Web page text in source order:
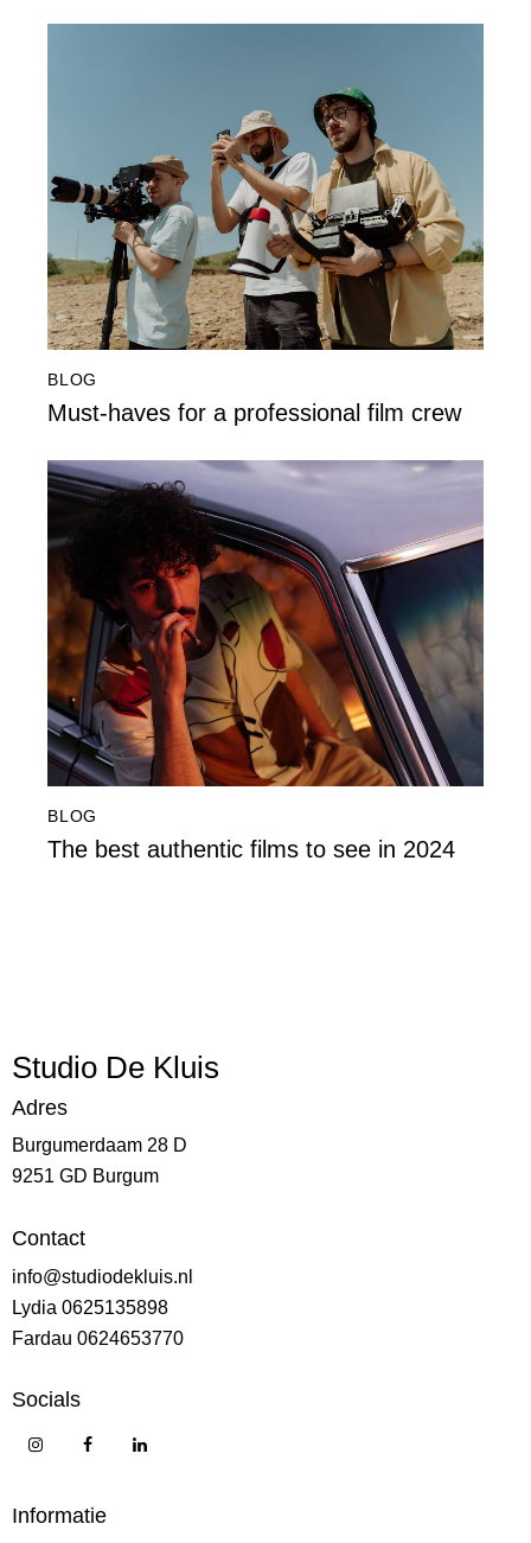
BLOG
Must-haves for a professional film crew
BLOG
The best authentic films to see in 2024
Studio De Kluis
Adres
Burgumerdaam 28 D
9251 GD Burgum
Contact
info@studiodekluis.nl
Lydia 0625135898
Fardau 0624653770
Socials
Informatie